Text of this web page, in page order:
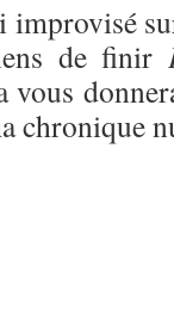
improvisé
de finir
vous
chronique